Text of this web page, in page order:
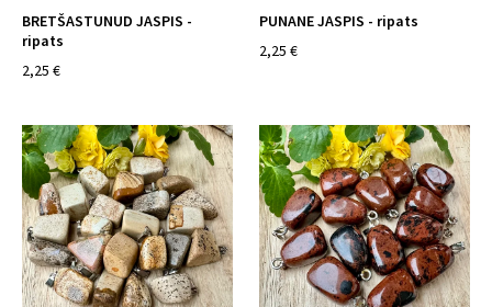
BRETŠASTUNUD JASPIS -
ripats
2,25 €
PUNANE JASPIS - ripats
2,25 €